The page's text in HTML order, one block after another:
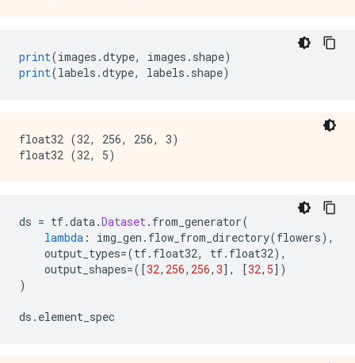
print(images .dtype, images . shape)
print(labels .dtype, labels . shape)
float32 (32, 256, 256, 3)
ds = tf.data.Dataset. from_generator(
lambda : img_gen . flow_from_directory(flowers),
output_types=(tf. float32, tf. float32),
output_shapes=([32, 256, 256, 3], [32, 5])
)
ds . element_spec